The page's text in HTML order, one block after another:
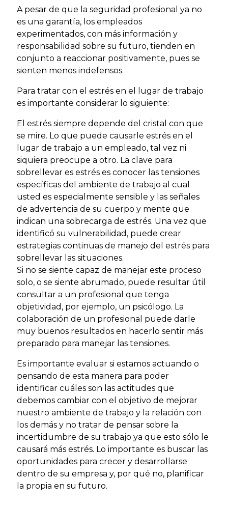
A pesar de que la seguridad profesional ya no
es una garantía, los empleados
experimentados, con más información y
responsabilidad sobre su futuro, tienden en
conjunto a reaccionar positivamente, pues se
sienten menos indefensos.
Para tratar con el estrés en el lugar de trabajo
es importante considerar lo siguiente:
El estrés siempre depende del cristal con que
se mire. Lo que puede causarle estrés en el
lugar de trabajo a un empleado, tal vez ni
siquiera preocupe a otro. La clave para
sobrellevar es estrés es conocer las tensiones
específicas del ambiente de trabajo al cual
usted es especialmente sensible y las señales
de advertencia de su cuerpo y mente que
indican una sobrecarga de estrés. Una vez que
identificó su vulnerabilidad, puede crear
estrategias continuas de manejo del estrés para
sobrellevar las situaciones.
Si no se siente capaz de manejar este proceso
solo, o se siente abrumado, puede resultar útil
consultar a un profesional que tenga
objetividad, por ejemplo, un psicólogo. La
colaboración de un profesional puede darle
muy buenos resultados en hacerlo sentir más
preparado para manejar las tensiones.
Es importante evaluar si estamos actuando o
pensando de esta manera para poder
identificar cuáles son las actitudes que
debemos cambiar con el objetivo de mejorar
nuestro ambiente de trabajo y la relación con
los demás y no tratar de pensar sobre la
incertidumbre de su trabajo ya que esto sólo le
causará más estrés. Lo importante es buscar las
oportunidades para crecer y desarrollarse
dentro de su empresa y, por qué no, planificar
la propia en su futuro.